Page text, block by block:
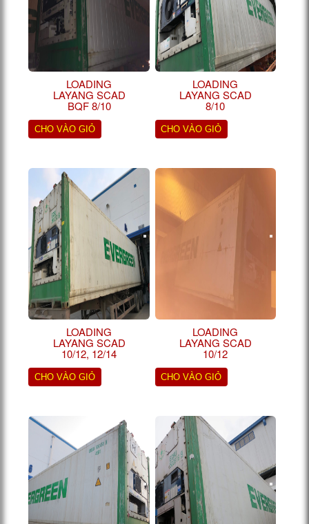
LOADING
LAYANG SCAD
BQF 8/10
CHO VÀO GIỎ
LOADING
LAYANG SCAD
8/10
CHO VÀO GIỎ
LOADING
LAYANG SCAD
10/12, 12/14
CHO VÀO GIỎ
LOADING
LAYANG SCAD
10/12
CHO VÀO GIỎ